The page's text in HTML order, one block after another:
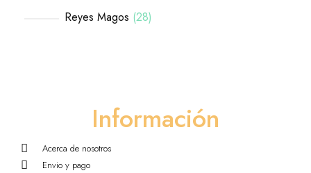
Reyes Magos 28
Información
Acerca de nosotros
Envio y pago